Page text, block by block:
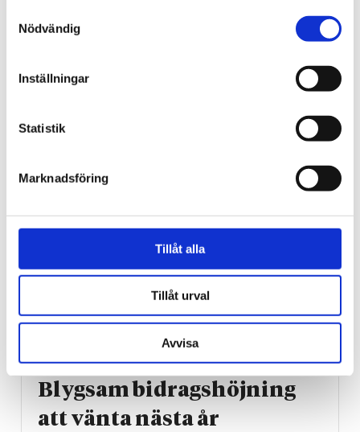
Nödvändig
Inställningar
Statistik
Marknadsföring
Tillåt alla
Tillåt urval
Avvisa
Norge
18-åring hade med sig
för ångest – ”blev hånad”
Vardag
Blygsam bidrags­höjning
att vänta nästa år